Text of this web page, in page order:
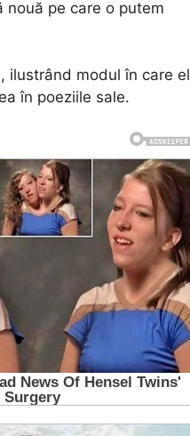
nouă pe care o putem
ilustrând modul în care el
în poeziile sale.